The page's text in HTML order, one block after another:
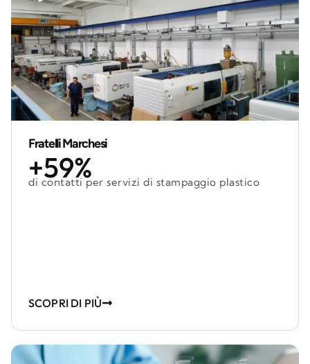
Fratelli Marchesi
+59%
di contatti per servizi di stampaggio plastico
SCOPRI DI PIÙ